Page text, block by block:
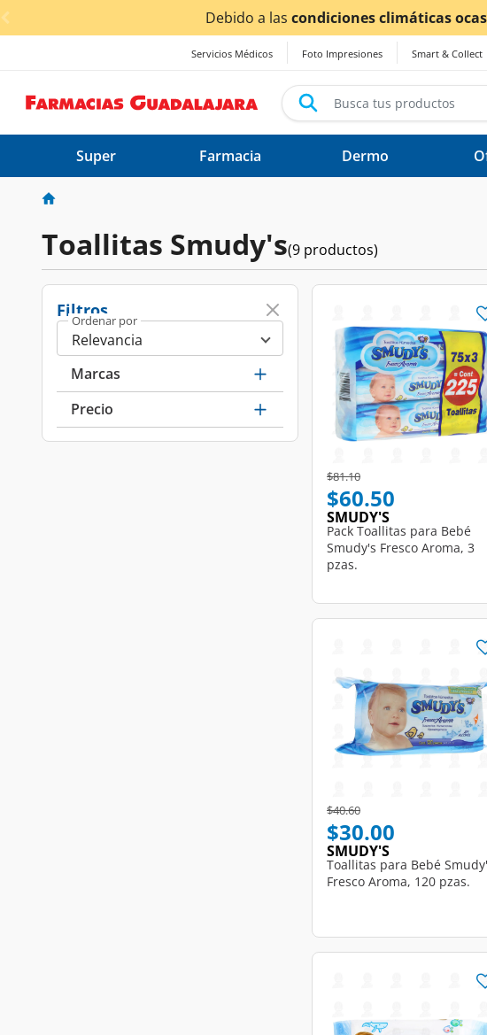
< div class="carousel-inner"> Debido a las condiciones climáticas
Servicios Médicos Foto Impresiones Smart & Collect
Super Farmacia Dermo
Toallitas Smudy's(9 productos)
Filtros
Ordenar por
Marcas
Precio
Price reduced from
$81.10to
$60.50
SMUDY'S
Pack Toallitas para Bebé
Smudy's Fresco Aroma, 3
pzas.
Price reduced from
$40.60to
$30.00
SMUDY'S
Toallitas para Bebé
Fresco Aroma, 120 pzas.